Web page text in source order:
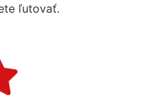
ľutovať.